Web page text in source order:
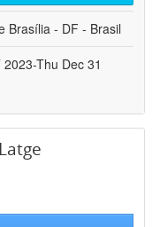
Brasília - DF - Brasil
Thu Dec 31